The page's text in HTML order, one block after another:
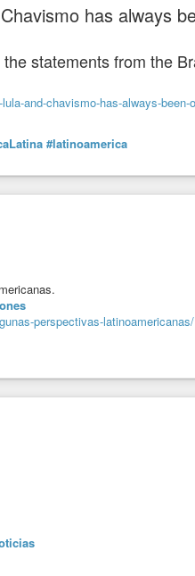
has always
statements from the
and-chavismo-has-always-been-
#latinoamerica
perspectivas-latinoamericanas/